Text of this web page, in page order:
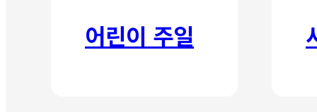
어린이 주일